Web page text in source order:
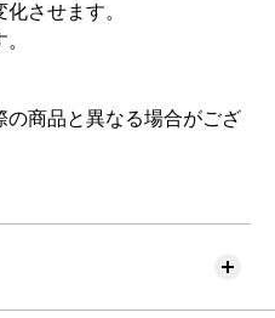
させます。
商品と異なる場合がござ